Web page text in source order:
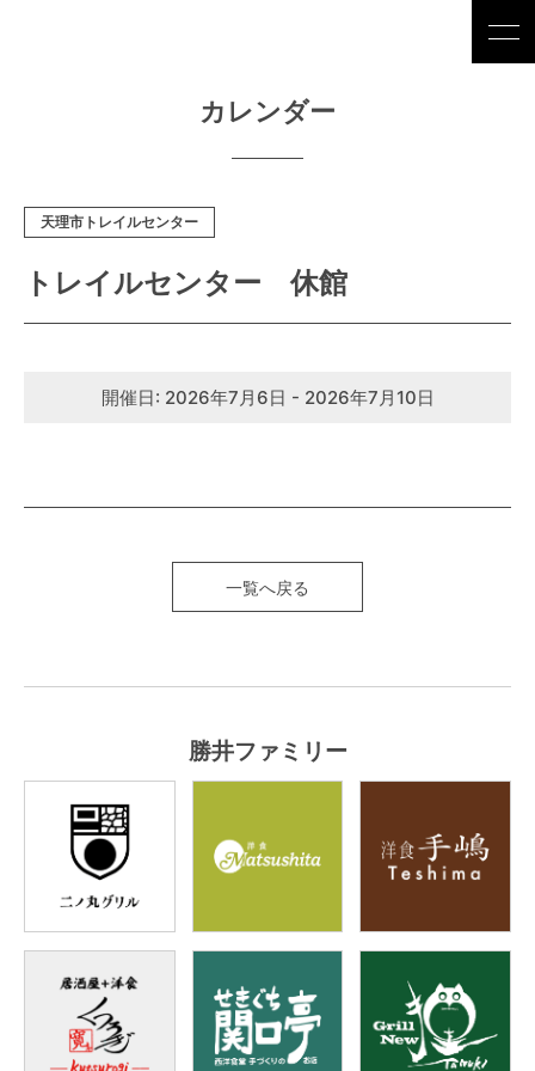
カレンダー
天理市トレイルセンター
トレイルセンター 休館
開催日: 2026年7月6日 - 2026年7月10日
一覧へ戻る
勝井ファミリー